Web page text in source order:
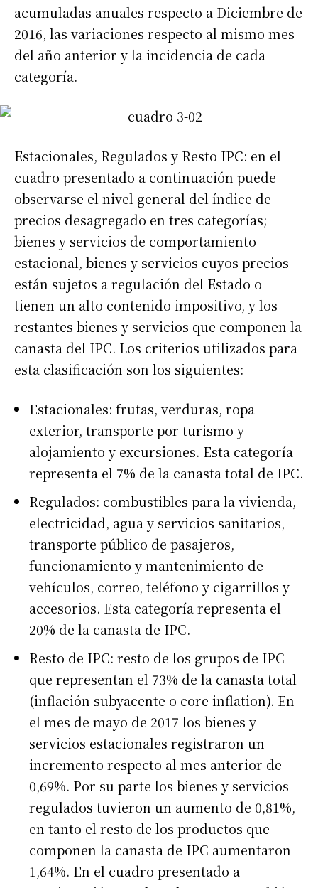
acumuladas anuales respecto a Diciembre de
2016, las variaciones respecto al mismo mes
del año anterior y la incidencia de cada
categoría.
Estacionales, Regulados y Resto IPC: en el
cuadro presentado a continuación puede
observarse el nivel general del índice de
precios desagregado en tres categorías;
bienes y servicios de comportamiento
estacional, bienes y servicios cuyos precios
están sujetos a regulación del Estado o
tienen un alto contenido impositivo, y los
restantes bienes y servicios que componen la
canasta del IPC. Los criterios utilizados para
esta clasificación son los siguientes:
Estacionales: frutas, verduras, ropa
exterior, transporte por turismo y
alojamiento y excursiones. Esta categoría
representa el 7% de la canasta total de IPC.
Regulados: combustibles para la vivienda,
electricidad, agua y servicios sanitarios,
transporte público de pasajeros,
funcionamiento y mantenimiento de
vehículos, correo, teléfono y cigarrillos y
accesorios. Esta categoría representa el
20% de la canasta de IPC.
Resto de IPC: resto de los grupos de IPC
que representan el 73% de la canasta total
(inflación subyacente o core inflation). En
el mes de mayo de 2017 los bienes y
servicios estacionales registraron un
incremento respecto al mes anterior de
0,69%. Por su parte los bienes y servicios
regulados tuvieron un aumento de 0,81%,
en tanto el resto de los productos que
componen la canasta de IPC aumentaron
1,64%. En el cuadro presentado a